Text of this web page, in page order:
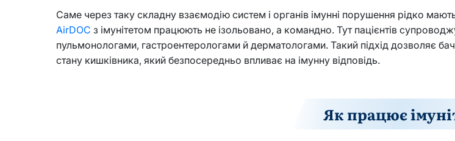
Саме через таку складну взаємодію систем і органів імунні порушення рідко мають
AirDOC з імунітетом працюють не ізольовано, а командно. Тут пацієнтів
пульмонологами, гастроентерологами й дерматологами. Такий підхід дозволяє
стану кишківника, який безпосередньо впливає на імунну відповідь.
Як працює